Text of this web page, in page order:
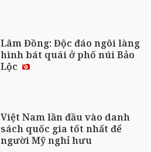
Lâm Đồng: Độc đáo ngôi làng
hình bát quái ở phố núi Bảo
Lộc
Việt Nam lần đầu vào danh
sách quốc gia tốt nhất để
người Mỹ nghỉ hưu